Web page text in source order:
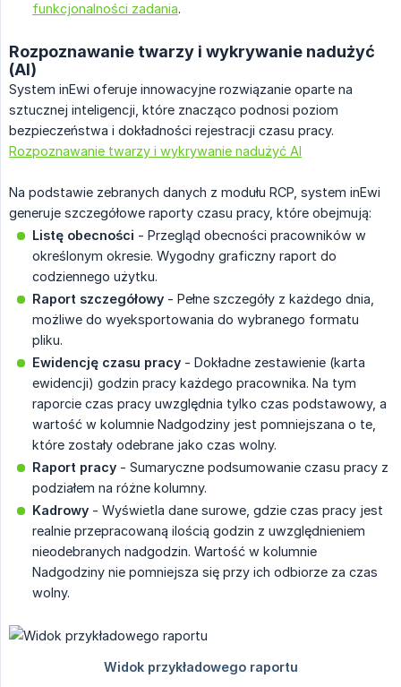
funkcjonalności zadania.
Rozpoznawanie twarzy i wykrywanie nadużyć
(AI)
System inEwi oferuje innowacyjne rozwiązanie oparte na
sztucznej inteligencji, które znacząco podnosi poziom
bezpieczeństwa i dokładności rejestracji czasu pracy.
Rozpoznawanie twarzy i wykrywanie nadużyć AI
Na podstawie zebranych danych z modułu RCP, system inEwi
generuje szczegółowe raporty czasu pracy, które obejmują:
Listę obecności - Przegląd obecności pracowników w
określonym okresie. Wygodny graficzny raport do
codziennego użytku.
Raport szczegółowy - Pełne szczegóły z każdego dnia,
możliwe do wyeksportowania do wybranego formatu
pliku.
Ewidencję czasu pracy - Dokładne zestawienie (karta
ewidencji) godzin pracy każdego pracownika. Na tym
raporcie czas pracy uwzględnia tylko czas podstawowy, a
wartość w kolumnie Nadgodziny jest pomniejszana o te,
które zostały odebrane jako czas wolny.
Raport pracy - Sumaryczne podsumowanie czasu pracy z
podziałem na różne kolumny.
Kadrowy - Wyświetla dane surowe, gdzie czas pracy jest
realnie przepracowaną ilością godzin z uwzględnieniem
nieodebranych nadgodzin. Wartość w kolumnie
Nadgodziny nie pomniejsza się przy ich odbiorze za czas
wolny.